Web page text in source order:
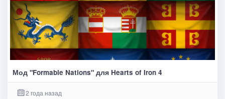
Мод "Formable Nations" для Hearts of Iron 4
2 года назад